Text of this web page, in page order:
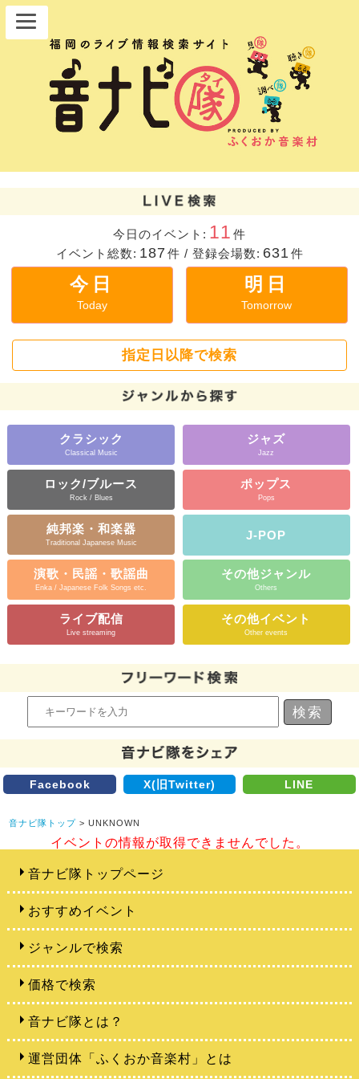
今日のイベント: 11 件
イベント総数: 187 件 / 登録会場数: 631 件
今日
Today
明日
Tomorrow
指定日以降で検索
クラシック
Classical Music
ジャズ
Jazz
ロック/ブルース
Rock / Blues
ポップス
Pops
純邦楽・和楽器
Traditional Japanese Music
J-POP
演歌・民謡・歌謡曲
Enka / Japanese Folk Songs etc.
その他ジャンル
Others
ライブ配信
Live streaming
その他イベント
Other events
Facebook X(旧Twitter) LINE
音ナビ隊トップ > UNKNOWN
イベントの情報が取得できませんでした。
音ナビ隊トップページ
おすすめイベント
ジャンルで検索
価格で検索
音ナビ隊とは？
運営団体「ふくおか音楽村」とは